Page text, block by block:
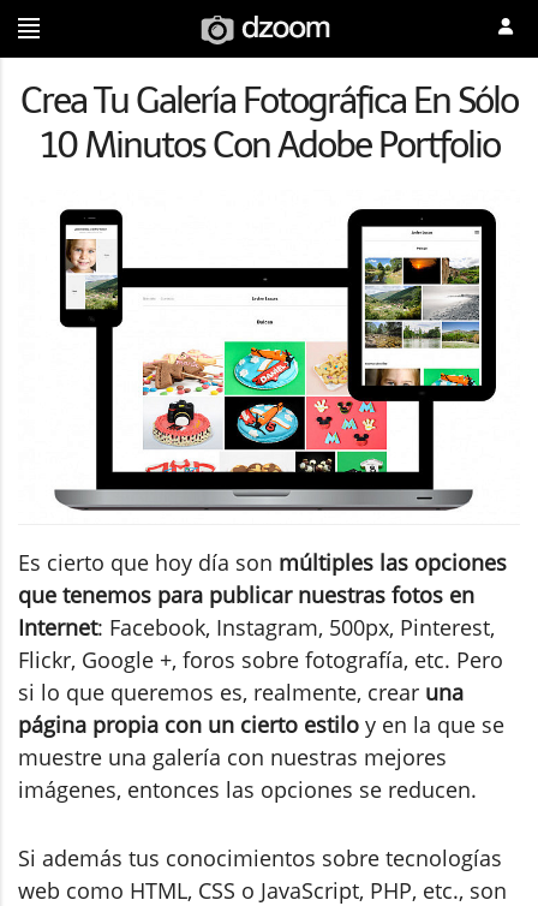
Crea Tu Galería Fotográfica En Sólo
10 Minutos Con Adobe Portfolio
Es cierto que hoy día son múltiples las opciones
que tenemos para publicar nuestras fotos en
Internet: Facebook, Instagram, 500px, Pinterest,
Flickr, Google +, foros sobre fotografía, etc. Pero
si lo que queremos es, realmente, crear una
página propia con un cierto estilo y en la que se
muestre una galería con nuestras mejores
imágenes, entonces las opciones se reducen.
Si además tus conocimientos sobre tecnologías
web como HTML, CSS o JavaScript, PHP, etc., son